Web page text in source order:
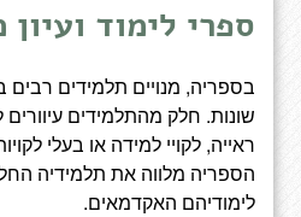
ספרי לימוד
בספריה, מנויים תלמידים רבים
שונות. חלק מהתלמידים עיוורים
ראייה, לקויי למידה או בעלי
הספריה מלווה את תלמידיה
לימודיהם האקדמאים.